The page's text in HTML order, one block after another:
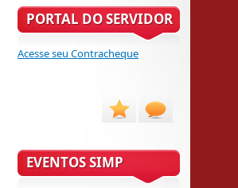
PORTAL DO SERVIDOR
Acesse seu Contracheque
EVENTOS SIMP